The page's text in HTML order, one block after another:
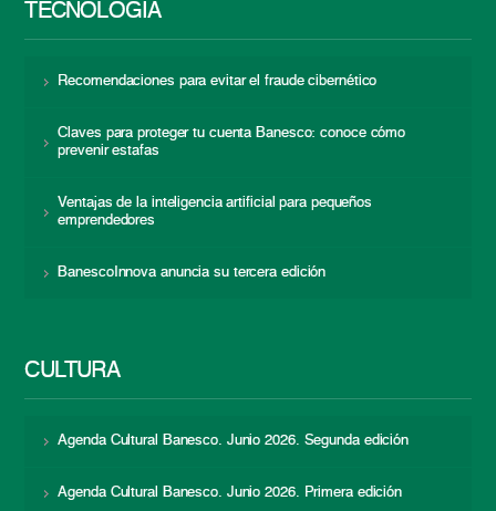
TECNOLOGÍA
Recomendaciones para evitar el fraude cibernético
Claves para proteger tu cuenta Banesco: conoce cómo
prevenir estafas
Ventajas de la inteligencia artificial para pequeños
emprendedores
BanescoInnova anuncia su tercera edición
CULTURA
Agenda Cultural Banesco. Junio 2026. Segunda edición
Agenda Cultural Banesco. Junio 2026. Primera edición